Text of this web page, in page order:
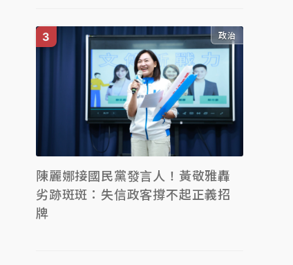
政治
陳麗娜接國民黨發言人！黃敬雅轟
劣跡斑斑：失信政客撐不起正義招
牌